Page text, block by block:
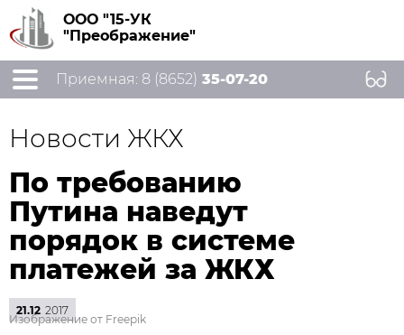
ООО "15-УК
"Преображение"
Приемная: 8 (8652) 35-07-20
Новости ЖКХ
По требованию
Путина наведут
порядок в системе
платежей за ЖКХ
21.12 2017
Изображение от Freepik